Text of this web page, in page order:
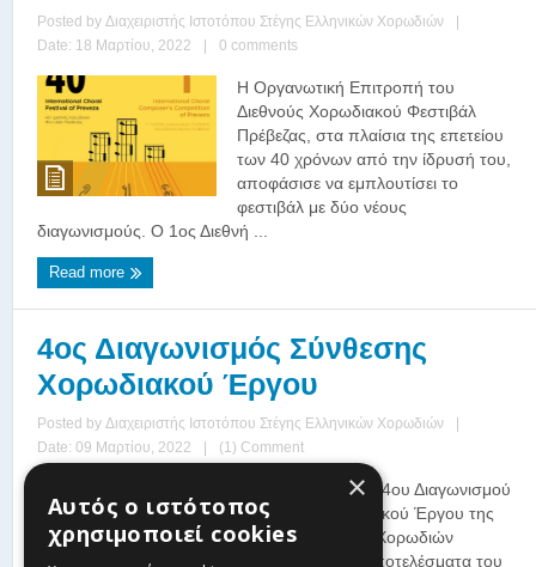
Posted by Διαχειριστής Ιστοτόπου Στέγης Ελληνικών Χορωδιών
|
Date: 18 Μαρτίου, 2022
| 0 comments
Η Οργανωτική Επιτροπή του
Διεθνούς Χορωδιακού Φεστιβάλ
Πρέβεζας, στα πλαίσια της επετείου
των 40 χρόνων από την ίδρυσή του,
αποφάσισε να εμπλουτίσει το
φεστιβάλ με δύο νέους
διαγωνισμούς. Ο 1ος Διεθνή ...
Read more
4ος Διαγωνισμός Σύνθεσης
Χορωδιακού Έργου
Posted by Διαχειριστής Ιστοτόπου Στέγης Ελληνικών Χορωδιών
|
Date: 09 Μαρτίου, 2022
| (1) Comment
Αποτελέσματα του 4ου Διαγωνισμού
Σύνθεσης Χορωδιακού Έργου της
Στέγης Ελληνικών Χορωδιών
Αναρτήθηκαν τα αποτελέσματα του
×
Αυτός ο ιστότοπος
χρησιμοποιεί cookies